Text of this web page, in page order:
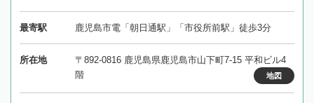
最寄駅 鹿児島市電「朝日通駅」「市役所前駅」徒歩3分
所在地
〒892-0816 鹿児島県鹿児島市山下町7-15 平和ビル4
階
地図